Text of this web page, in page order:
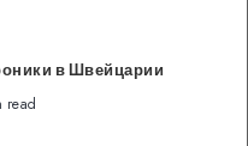
в Швейцарии
read